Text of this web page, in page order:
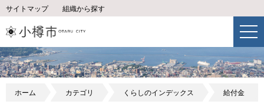
サイトマップ 組織から探す
ホーム カテゴリ くらしのインデックス 給付金